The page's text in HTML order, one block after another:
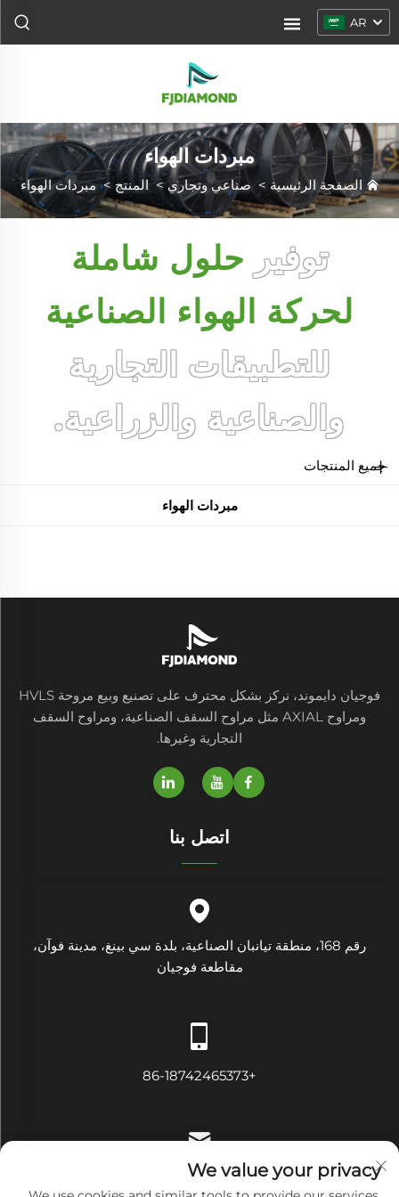
AR
مبردات الهواء
الصفحة الرئيسية >صناعي وتجاري>المنتج>مبردات الهواء
توفير حلول شاملة
لحركة الهواء الصناعية
للتطبيقات التجارية
والصناعية والزراعية.
جميع المنتجات
مبردات الهواء
فوجيان دايموند، نركز بشكل محترف على تصنيع وبيع مروحة HVLS
ومراوح AXIAL مثل مراوح السقف الصناعية، ومراوح السقف
التجارية وغيرها.
اتصل بنا
رقم 168، منطقة تيانبان الصناعية، بلدة سي بينغ، مدينة فوآن،
مقاطعة فوجيان
+86-18742465373
[email protected]
We value your privacy